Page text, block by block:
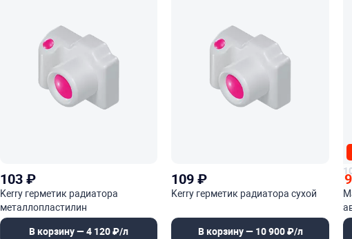
103 ₽
Kerry герметик радиатора
металлопластилин
В корзину — 4 120 ₽/л
109₽
Kerry герметик радиатора сухой
В корзину — 10 900 ₽/л